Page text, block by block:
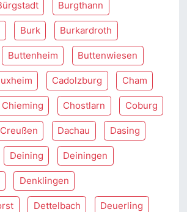
Burgthann
Burk Burkardroth
Buttenheim Buttenwiesen
Cadolzburg Cham
Chieming Chostlarn Coburg
Creußen Dachau Dasing
Deining Deiningen
Denklingen
Dettelbach Deuerling